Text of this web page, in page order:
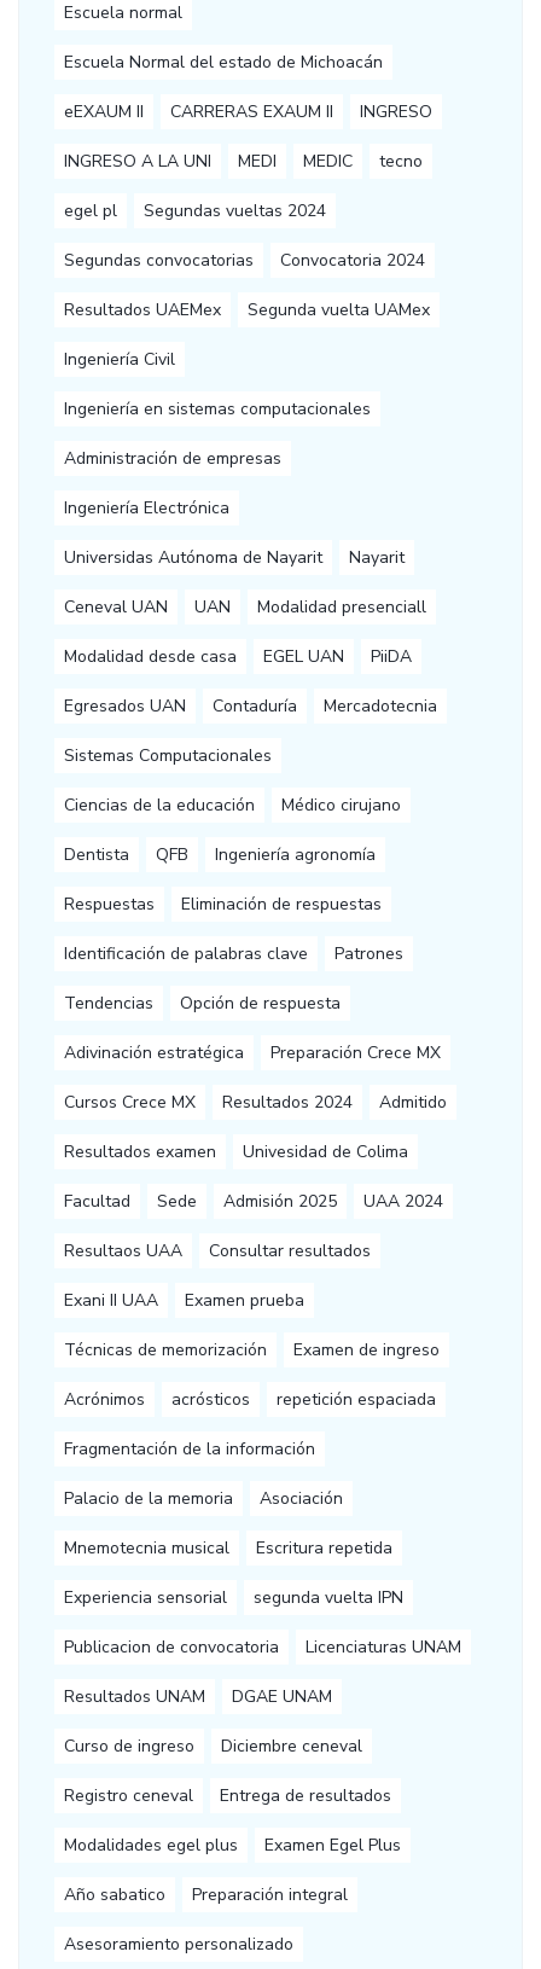
Escuela normal
Escuela Normal del estado de Michoacán
eEXAUM II CARRERAS EXAUM II INGRESO
INGRESO A LA UNI MEDI MEDIC tecno
egel pl Segundas vueltas 2024
Segundas convocatorias Convocatoria 2024
Resultados UAEMex Segunda vuelta UAMex
Ingeniería Civil
Ingeniería en sistemas computacionales
Administración de empresas
Ingeniería Electrónica
Universidas Autónoma de Nayarit Nayarit
Ceneval UAN UAN Modalidad presenciall
Modalidad desde casa EGEL UAN PiiDA
Egresados UAN Contaduría Mercadotecnia
Sistemas Computacionales
Ciencias de la educación Médico cirujano
Dentista QFB Ingeniería agronomía
Respuestas Eliminación de respuestas
Identificación de palabras clave Patrones
Tendencias Opción de respuesta
Adivinación estratégica Preparación Crece MX
Cursos Crece MX Resultados 2024 Admitido
Resultados examen Univesidad de Colima
Facultad Sede Admisión 2025 UAA 2024
Resultaos UAA Consultar resultados
Exani II UAA Examen prueba
Técnicas de memorización Examen de ingreso
Acrónimos acrósticos repetición espaciada
Fragmentación de la información
Palacio de la memoria Asociación
Mnemotecnia musical Escritura repetida
Experiencia sensorial segunda vuelta IPN
Publicacion de convocatoria Licenciaturas UNAM
Resultados UNAM DGAE UNAM
Curso de ingreso Diciembre ceneval
Registro ceneval Entrega de resultados
Modalidades egel plus Examen Egel Plus
Año sabatico Preparación integral
Asesoramiento personalizado